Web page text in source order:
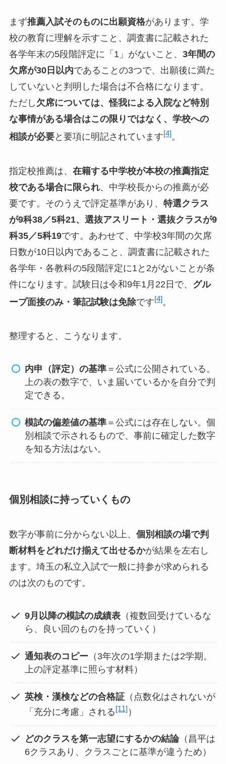
まず推薦入試そのものに出願資格があります。学
校の教育に理解を示すこと、調査書に記載された
各学年末の5段階評定に「1」がないこと、 3年間の
欠席が30日以内であることの3つで、出願後に満た
していないと判明した場合は不合格になります。
ただし 欠席については、怪我による入院など特別
な事情がある場合はこの限りではなく、学校への
相談が必要と要項に明記されています[4]。
指定校推薦は、 在籍する中学校が本校の推薦指定
校である場合に限られ、中学校長からの推薦が必
要です。そのうえで評定基準があり、 特選クラス
が9科38／5科21、選抜アスリート・選抜クラスが9
科35／5科19です。あわせて、中学校3年間の欠席
日数が10日以内であること、調査書に記載された
各学年・各教科の5段階評定に1と2がないことが条
件になります。試験日は令和9年1月22日で、 グル
ープ面接のみ・筆記試験は免除です[4]。
整理すると、こうなります。
内申（評定）の基準 ＝公式に公開されている。
上の表の数字で、いま届いているかを自分で判
定できる。
模試の偏差値の基準 ＝公式には存在しない。個
別相談で示されるもので、事前に確定した数字
を知る方法はない。
個別相談に持っていくもの
数字が事前に分からない以上、 個別相談の場で判
断材料をどれだけ揃えて出せるかが結果を左右し
ます。埼玉の私立入試で一般に持参が求められる
のは次のものです。
9月以降の模試の成績表 （複数回受けているな
ら、良い回のものを持っていく）
通知表のコピー （3年次の1学期または2学期。
上の評定基準に照らす材料）
英検・漢検などの合格証 （点数化はされないが
「充分に考慮」される[11] ）
どのクラスを第一志望にするかの結論（昌平は
6クラスあり、クラスごとに基準が違うため）